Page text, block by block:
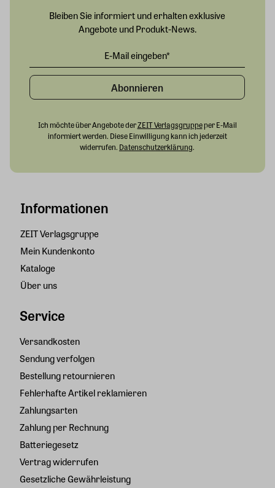
Informationen
ZEIT Verlagsgruppe
Mein Kundenkonto
Kataloge
Über uns
Service
Versandkosten
Sendung verfolgen
Bestellung retournieren
Fehlerhafte Artikel reklamieren
Zahlungsarten
Zahlung per Rechnung
Batteriegesetz
Vertrag widerrufen
Gesetzliche Gewährleistung
Bleiben Sie informiert und erhalten exklusive
Angebote und Produkt-News.
Abonnieren
Ich möchte über Angebote derZEIT Verlagsgruppeper E-Mail
informiert werden. Diese Einwilligung kann ich jederzeit
widerrufen. Datenschutzerklärung.